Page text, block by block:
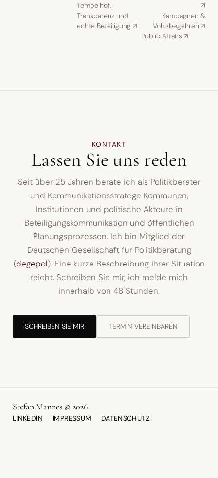
Tempelhof,
Transparenz und
echte Beteiligung ↗︎
↗︎
Kampagnen &
Volksbegehren ↗︎
Public Affairs ↗︎
KONTAKT
Lassen Sie uns reden
Seit über 25 Jahren berate ich als Politikberater
und Kommunikationsstratege Kommunen,
Institutionen und politische Akteure in
Beteiligungskommunikation und öffentlichen
Planungsprozessen. Ich bin Mitglied der
Deutschen Gesellschaft für Politikberatung
(degepol). Eine kurze Beschreibung Ihrer Situation
reicht. Schreiben Sie mir, ich melde mich
innerhalb von 48 Stunden.
SCHREIBEN SIE MIR TERMIN VEREINBAREN
Stefan Mannes © 2026
LINKEDIN IMPRESSUM DATENSCHUTZ